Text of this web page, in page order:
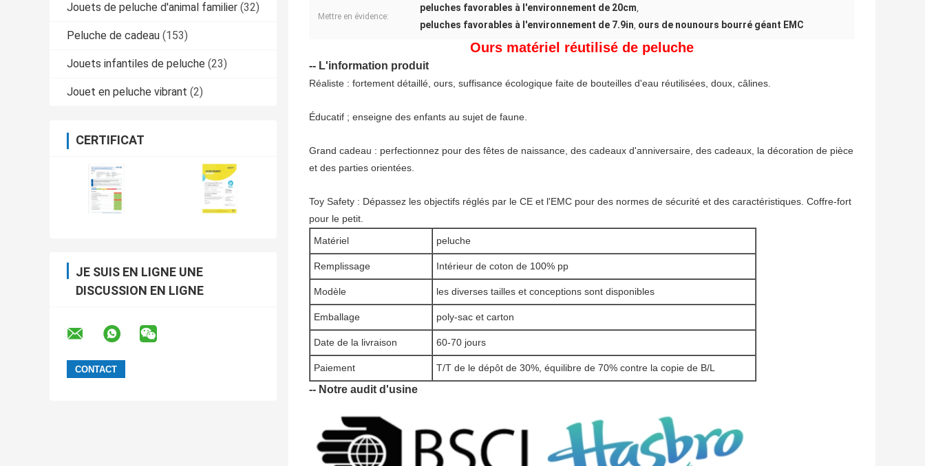
Jouets de peluche d'animal familier (32)
Peluche de cadeau (153)
Jouets infantiles de peluche (23)
Jouet en peluche vibrant (2)
CERTIFICAT
JE SUIS EN LIGNE UNE
DISCUSSION EN LIGNE
Mettre en évidence:
peluches favorables à l'environnement de 20cm,
peluches favorables à l'environnement de 7.9in, ours de nounours bourré géant EMC
Ours matériel réutilisé de peluche
-- L'information produit
Réaliste : fortement détaillé, ours, suffisance écologique faite de bouteilles d'eau réutilisées, doux, câlines.
Éducatif ; enseigne des enfants au sujet de faune.
Grand cadeau : perfectionnez pour des fêtes de naissance, des cadeaux d'anniversaire, des cadeaux, la décoration de pièce
et des parties orientées.
Toy Safety : Dépassez les objectifs réglés par le CE et l'EMC pour des normes de sécurité et des caractéristiques. Coffre-fort
pour le petit.
Matériel
peluche
Remplissage Intérieur de coton de 100% pp
Modèle les diverses tailles et conceptions sont disponibles
Emballage poly-sac et carton
Date de la livraison 60-70 jours
Paiement T/T de le dépôt de 30%, équilibre de 70% contre la copie de B/L
-- Notre audit d'usine